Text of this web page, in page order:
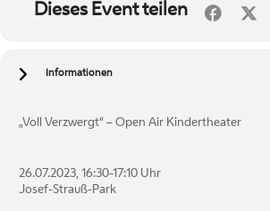
Dieses Event teilen
Informationen
„Voll Verzwergt“ – Open Air Kindertheater
26.07.2023, 16:30-17:10 Uhr
Josef-Strauß-Park